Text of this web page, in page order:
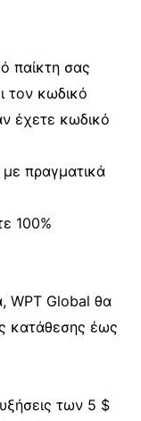
παίκτη σας
τον κωδικό
έχετε κωδικό
πραγματικά
100%
WPT Global θα
κατάθεσης έως
των 5 $